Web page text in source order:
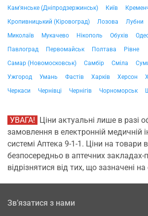
Кам'янське (Дніпродзержинськ)
Київ
Кропивницький (Кіровоград)
Лозова Лубни
Миколаїв
Мукачево Нікополь Обухів
Павлоград
Первомайськ Полтава
Рівне
Самар (Новомосковськ)
Самбір Сміла
Ужгород
Умань Фастів Харків Херсон
Черкаси
Чернівці Чернігів Чорноморськ
УВАГА! Ціни актуальні лише в разі
замовлення в електронній медичній
системі Аптека 9-1-1. Ціни на товари в
безпосередньо в аптечних
відрізнятися від тих, що зазначені на
Зв’язатися з нами